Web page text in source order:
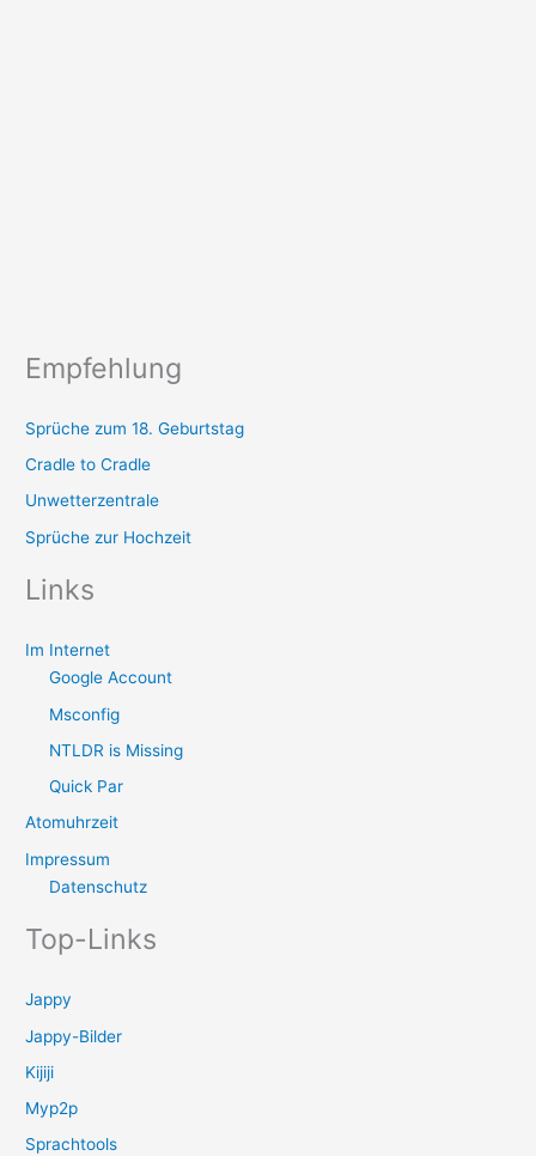
Empfehlung
Sprüche zum 18. Geburtstag
Cradle to Cradle
Unwetterzentrale
Sprüche zur Hochzeit
Links
Im Internet
Google Account
Msconfig
NTLDR is Missing
Quick Par
Atomuhrzeit
Impressum
Datenschutz
Top-Links
Jappy
Jappy-Bilder
Kijiji
Myp2p
Sprachtools